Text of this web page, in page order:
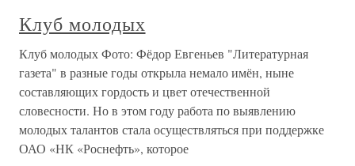
Клуб молодых
Клуб молодых Фото: Фёдор Евгеньев "Литературная
газета" в разные годы открыла немало имён, ныне
составляющих гордость и цвет отечественной
словесности. Но в этом году работа по выявлению
молодых талантов стала осуществляться при поддержке
ОАО «НК «Роснефть», которое